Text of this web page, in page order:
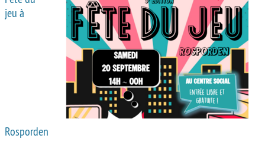
jeu à
Rosporden